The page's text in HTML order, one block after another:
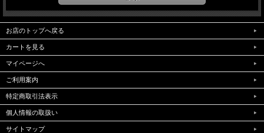
お店のトップへ戻る
カートを見る
マイページへ
ご利用案内
特定商取引法表示
個人情報の取扱い
サイトマップ